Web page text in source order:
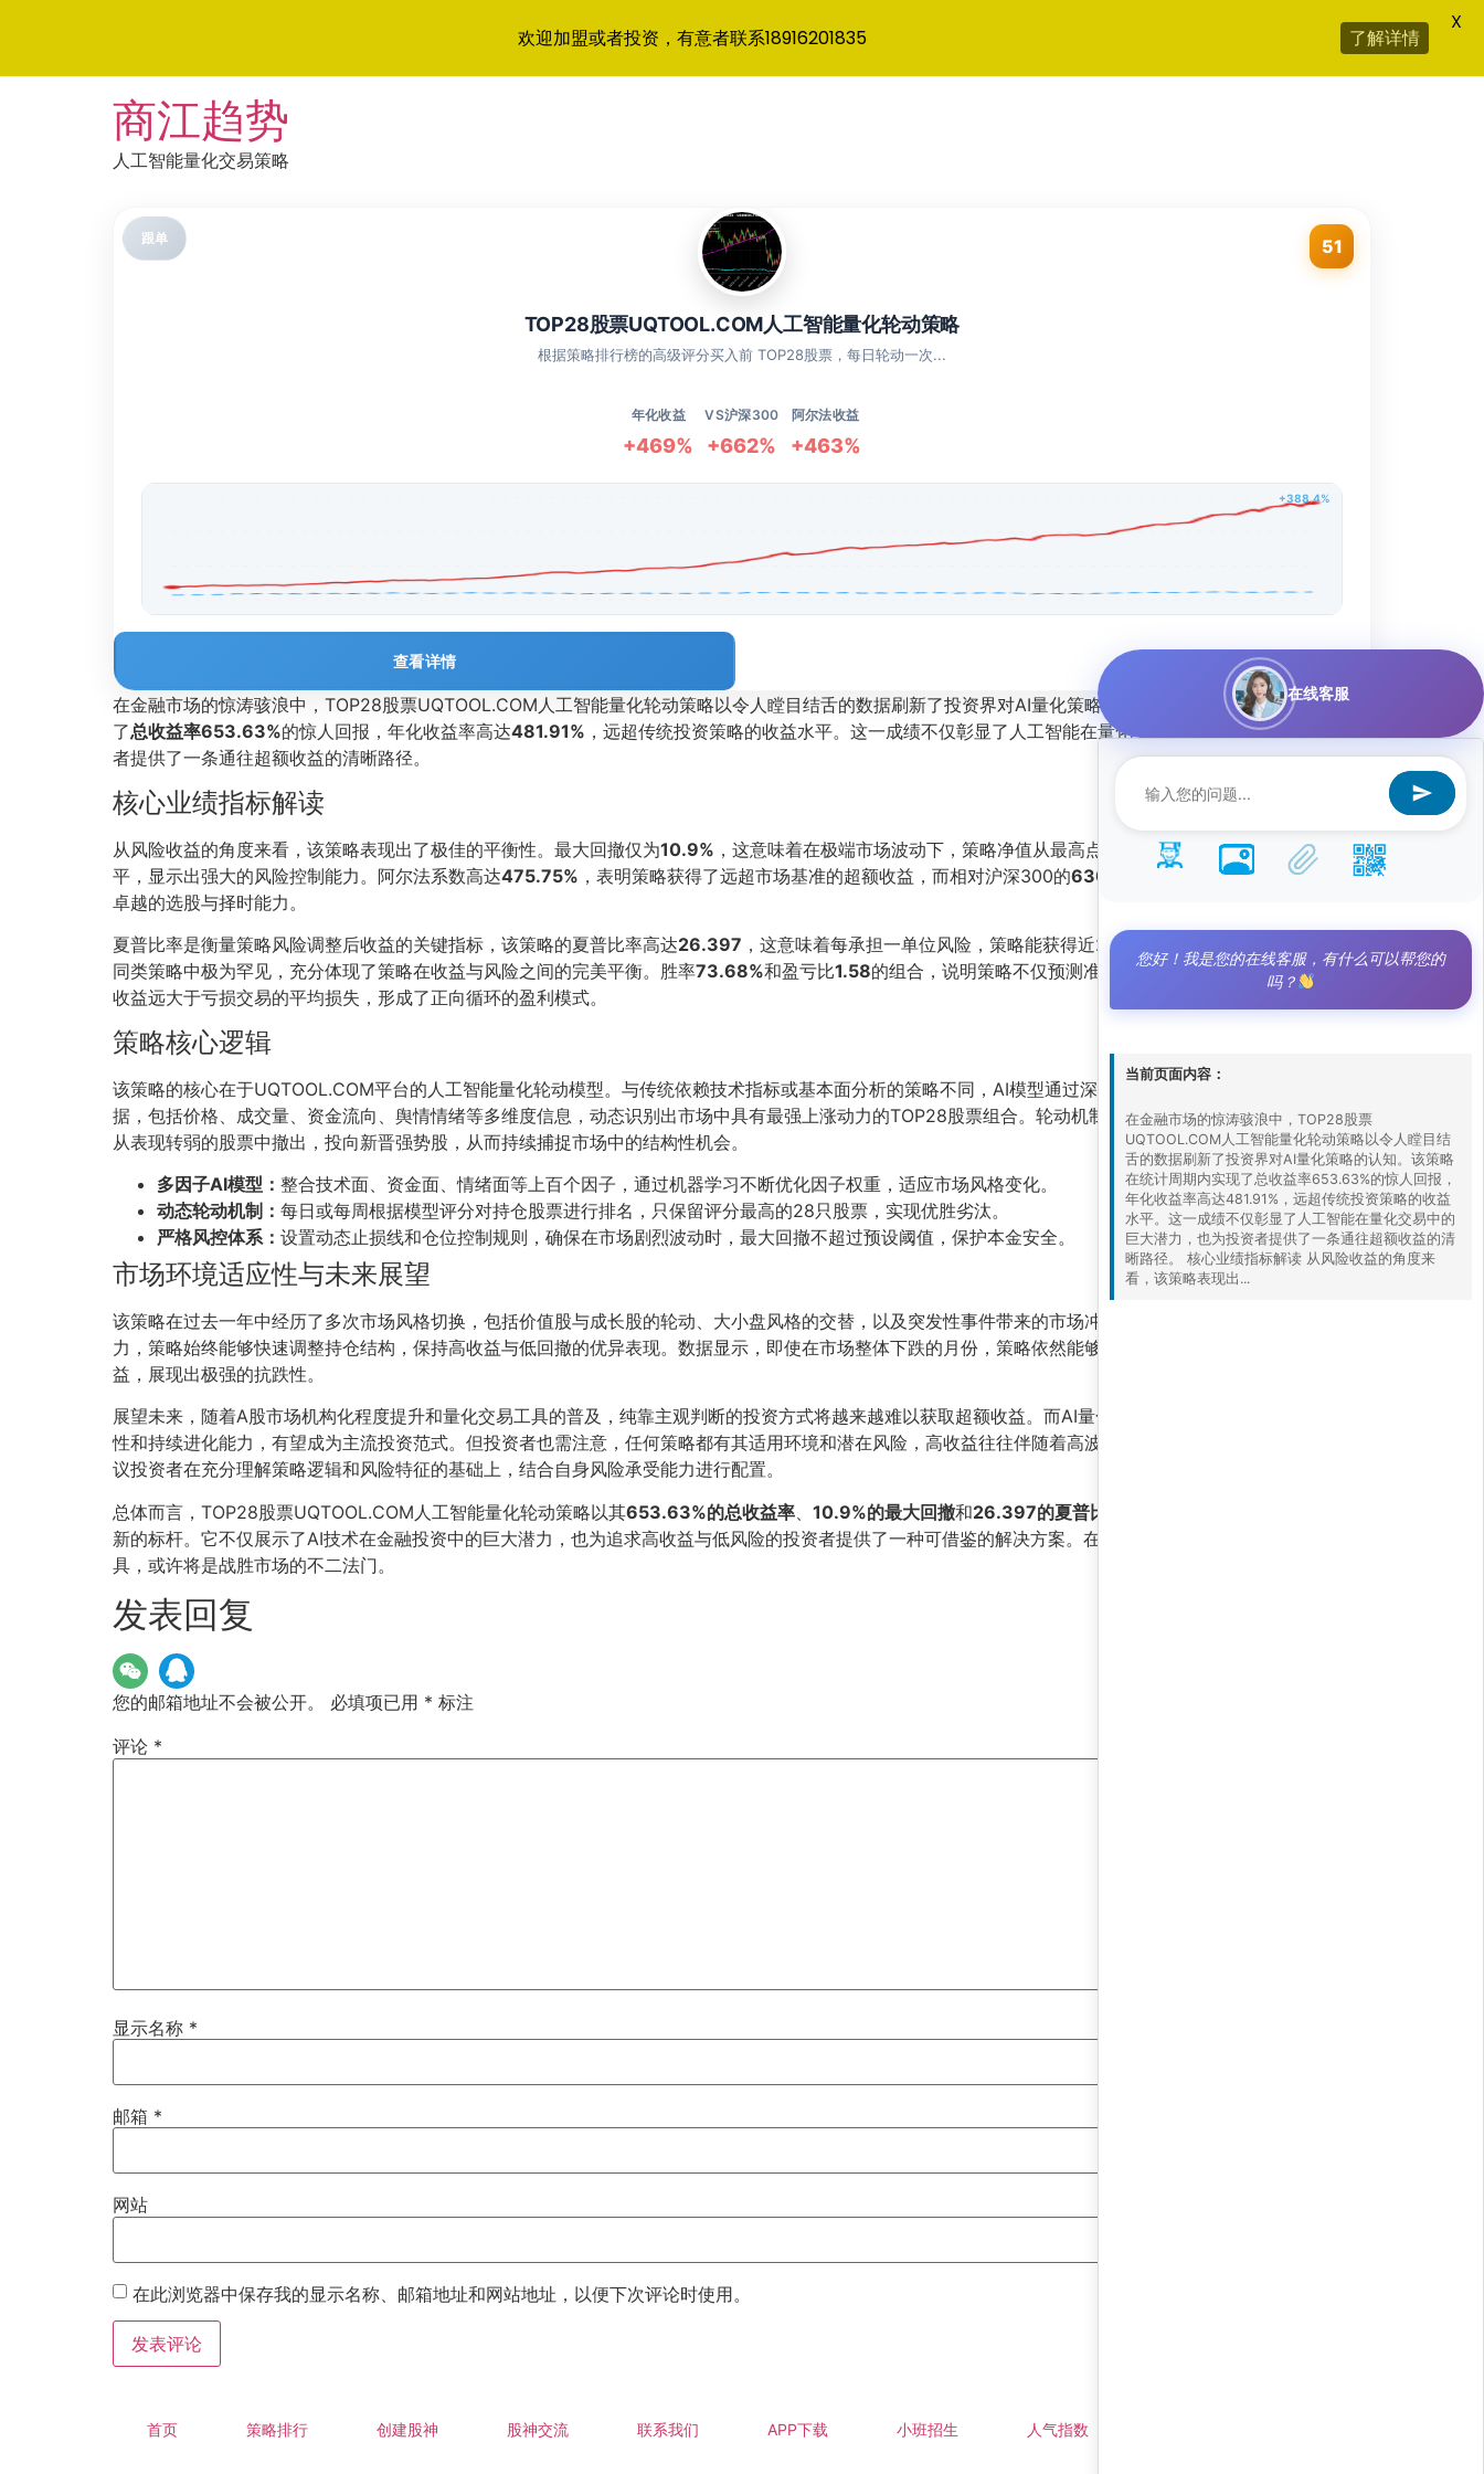
商江趋势
人工智能量化交易策略
跟单 51
TOP28股票UQTOOL.COM人工智能量化轮动策略
根据策略排行榜的高级评分买入前 TOP28股票，每日轮动一次...
年化收益
+469%
VS沪深300
+662%
阿尔法收益
+463%
+388.4%
查看详情
在金融市场的惊涛骇浪中，TOP28股票UQTOOL.COM人工智能量化轮动策略以令人瞠目结舌的数据刷新了投资界对AI量化策略的认知。该策略在统计周期内实现
了总收益率653.63%的惊人回报，年化收益率高达481.91% ，远超传统投资策略的收益水平。这一成绩不仅彰显了人工智能在量化交易中的巨大潜力，也为投资
者提供了一条通往超额收益的清晰路径。
核心业绩指标解读
从风险收益的角度来看，该策略表现出了极佳的平衡性。最大回撤仅为10.9% ，这意味着在极端市场波动下，策略净值从最高点回落的幅度被严格控制在较低水
平，显示出强大的风险控制能力。阿尔法系数高达475.75% ，表明策略获得了远超市场基准的超额收益，而相对沪深300的630.56%
超额收益则进一步印证了其
卓越的选股与择时能力。
夏普比率是衡量策略风险调整后收益的关键指标，该策略的夏普比率高达26.397 ，这意味着每承担一单位风险，策略能获得近26.4单位的超额回报。这一数值在
同类策略中极为罕见，充分体现了策略在收益与风险之间的完美平衡。胜率73.68%和盈亏比1.58的组合，说明策略不仅预测准确率高，而且在盈利交易中的平均
收益远大于亏损交易的平均损失，形成了正向循环的盈利模式。
策略核心逻辑
该策略的核心在于UQTOOL.COM平台的人工智能量化轮动模型。与传统依赖技术指标或基本面分析的策略不同，AI模型通过深度学习算法，实时分析海量市场数
据，包括价格、成交量、资金流向、舆情情绪等多维度信息，动态识别出市场中具有最强上涨动力的TOP28股票组合。轮动机制则确保策略能够及时调仓，将资金
从表现转弱的股票中撤出，投向新晋强势股，从而持续捕捉市场中的结构性机会。
多因子AI模型： 整合技术面、资金面、情绪面等上百个因子，通过机器学习不断优化因子权重，适应市场风格变化。
动态轮动机制： 每日或每周根据模型评分对持仓股票进行排名，只保留评分最高的28只股票，实现优胜劣汰。
严格风控体系： 设置动态止损线和仓位控制规则，确保在市场剧烈波动时，最大回撤不超过预设阈值，保护本金安全。
市场环境适应性与未来展望
该策略在过去一年中经历了多次市场风格切换，包括价值股与成长股的轮动、大小盘风格的交替，以及突发性事件带来的市场冲击。但凭借AI模型的强大自适应能
力，策略始终能够快速调整持仓结构，保持高收益与低回撤的优异表现。数据显示，即使在市场整体下跌的月份，策略依然能够通过精选个股和灵活调仓实现正收
益，展现出极强的抗跌性。
展望未来，随着A股市场机构化程度提升和量化交易工具的普及，纯靠主观判断的投资方式将越来越难以获取超额收益。而AI量化策略凭借其数据处理能力、纪律
性和持续进化能力，有望成为主流投资范式。但投资者也需注意，任何策略都有其适用环境和潜在风险，高收益往往伴随着高波动，历史业绩不代表未来表现。建
议投资者在充分理解策略逻辑和风险特征的基础上，结合自身风险承受能力进行配置。
总体而言，TOP28股票UQTOOL.COM人工智能量化轮动策略以其653.63%的总收益率 10.9%的最大回撤和26.397的夏普比率
新的标杆。它不仅展示了AI技术在金融投资中的巨大潜力，也为追求高收益与低风险的投资者提供了一种可借鉴的解决方案。在未来的投资旅程中，拥抱AI量化工
具，或许将是战胜市场的不二法门。
发表回复
您的邮箱地址不会被公开。 必填项已用 * 标注
评论 *
显示名称 *
邮箱 *
网站
在此浏览器中保存我的显示名称、邮箱地址和网站地址，以便下次评论时使用。
首页 策略排行 创建股神 股神交流 联系我们 APP下载 小班招生 人气指数
欢迎加盟或者投资，有意者联系18916201835 了解详情
X
在线客服
您好！我是您的在线客服，有什么可以帮您的
吗？
当前页面内容：
在金融市场的惊涛骇浪中，TOP28股票
UQTOOL.COM人工智能量化轮动策略以令人瞠目结
舌的数据刷新了投资界对AI量化策略的认知。该策略
在统计周期内实现了总收益率653.63%的惊人回报，
年化收益率高达481.91%，远超传统投资策略的收益
水平。这一成绩不仅彰显了人工智能在量化交易中的
巨大潜力，也为投资者提供了一条通往超额收益的清
晰路径。 核心业绩指标解读 从风险收益的角度来
看，该策略表现出...